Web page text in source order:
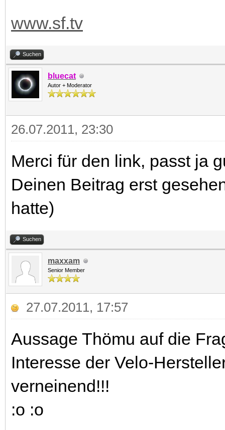
www.sf.tv
Suchen
bluecat
Autor + Moderator
26.07.2011, 23:30
Merci für den link, passt ja
Deinen Beitrag erst
hatte)
Suchen
maxxam
Senior Member
27.07.2011, 17:57
Aussage Thömu auf die
Interesse der Velo-
verneinend!!!
:o :o